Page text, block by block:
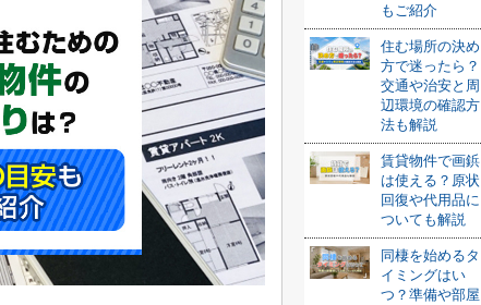
もご紹介
住む場所の決め
方で迷ったら？
交通や治安と周
辺環境の確認方
法も解説
賃貸物件で画鋲
は使える？原状
回復や代用品に
ついても解説
同棲を始めるタ
イミングはい
つ？準備や部屋